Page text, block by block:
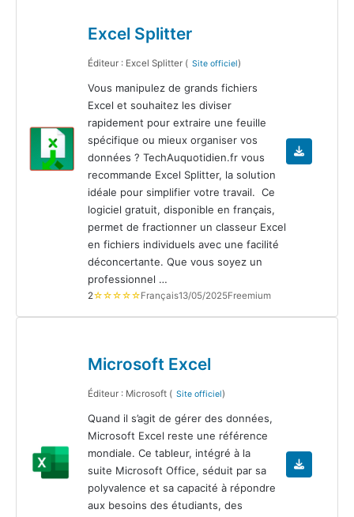
Excel Splitter
Éditeur : Excel Splitter ( Site officiel)
Vous manipulez de grands fichiers
Excel et souhaitez les diviser
rapidement pour extraire une feuille
spécifique ou mieux organiser vos
données ? TechAuquotidien.fr vous
recommande Excel Splitter, la solution
idéale pour simplifier votre travail. Ce
logiciel gratuit, disponible en français,
permet de fractionner un classeur Excel
en fichiers individuels avec une facilité
déconcertante. Que vous soyez un
professionnel …
2☆☆☆☆☆Français13/05/2025Freemium
Microsoft Excel
Éditeur : Microsoft ( Site officiel)
Quand il s’agit de gérer des données,
Microsoft Excel reste une référence
mondiale. Ce tableur, intégré à la
suite Microsoft Office, séduit par sa
polyvalence et sa capacité à répondre
aux besoins des étudiants, des